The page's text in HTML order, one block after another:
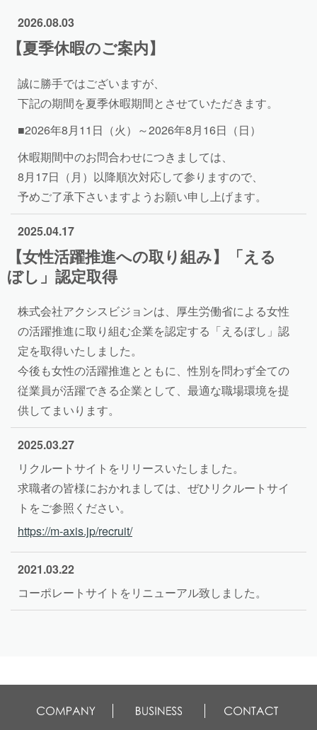
2026.08.03
【夏季休暇のご案内】
誠に勝手ではございますが、
下記の期間を夏季休暇期間とさせていただきます。
■2026年8月11日（火）～2026年8月16日（日）
休暇期間中のお問合わせにつきましては、
8月17日（月）以降順次対応して参りますので、
予めご了承下さいますようお願い申し上げます。
2025.04.17
【女性活躍推進への取り組み】「える
ぼし」認定取得
株式会社アクシスビジョンは、厚生労働省による女性
の活躍推進に取り組む企業を認定する「えるぼし」認
定を取得いたしました。
今後も女性の活躍推進とともに、性別を問わず全ての
従業員が活躍できる企業として、最適な職場環境を提
供してまいります。
2025.03.27
リクルートサイトをリリースいたしました。
求職者の皆様におかれましては、ぜひリクルートサイ
トをご参照ください。
https://m-axis.jp/recruit/
2021.03.22
コーポレートサイトをリニューアル致しました。